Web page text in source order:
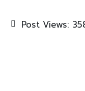
Post Views: